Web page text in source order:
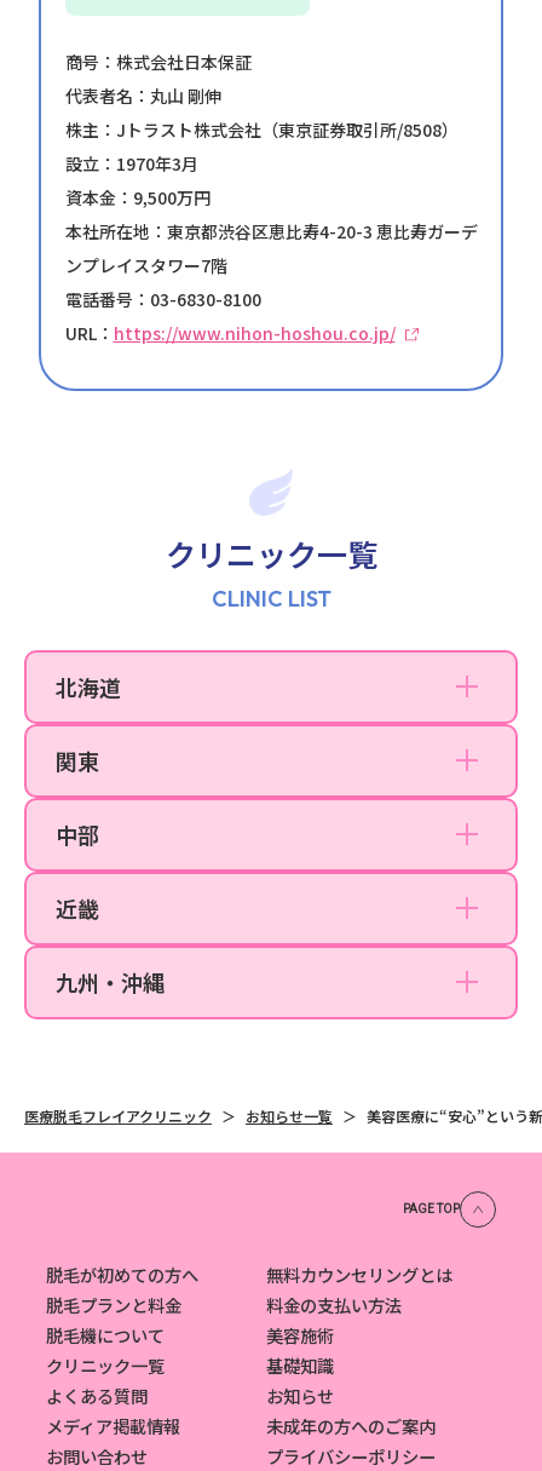
商号：株式会社日本保証
代表者名：丸山 剛伸
株主：Jトラスト株式会社（東京証券取引所/8508）
設立：1970年3月
資本金：9,500万円
本社所在地：東京都渋谷区恵比寿4-20-3 恵比寿ガーデ
ンプレイスタワー7階
電話番号：03-6830-8100
URL： https://www.nihon-hoshou.co.jp/
クリニック一覧
CLINIC LIST
北海道
札幌院
関東
池袋院
銀座院
川崎院
大宮院
千葉院
中部
名古屋院
名古屋栄院
近畿
大阪梅田院
なんば院
京都院
九州・沖縄
福岡天神院
沖縄那覇院
医療脱毛フレイアクリニック お知らせ一覧 美容医療に“安心”という
PAGE TOP
脱毛が初めての方へ
無料カウンセリングとは
脱毛プランと料金
料金の支払い方法
脱毛機について
美容施術
クリニック一覧
基礎知識
よくある質問
お知らせ
メディア掲載情報
未成年の方へのご案内
お問い合わせ
プライバシーポリシー